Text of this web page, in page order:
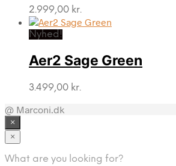
2.999,00 kr.
Nyhed!
Aer2 Sage Green
3.499,00 kr.
@ Marconi.dk
×
×
What are you looking for?